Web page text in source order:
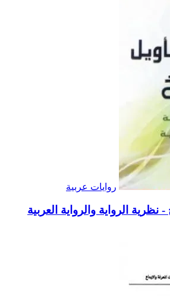
روايات عربية
- نظرية الرواية والرواية العربية